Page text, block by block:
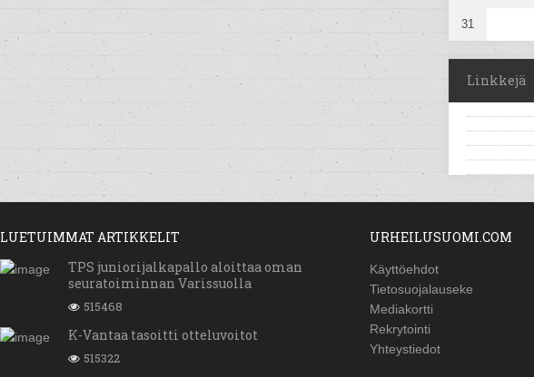
31
Linkkejä
LUETUIMMAT ARTIKKELIT
TPS juniorijalkapallo aloittaa oman
seuratoiminnan Varissuolla
515468
K-Vantaa tasoitti otteluvoitot
515322
URHEILUSUOMI.COM
Käyttöehdot
Tietosuojalauseke
Mediakortti
Rekrytointi
Yhteystiedot